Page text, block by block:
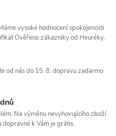
vysoké hodnocení spokojenosti
Ověřeno zákazníky od Heuréky.
od nás do 15. 8. dopravu zadarmo
Na výměnu nevyhovujícího zboží
dopravné k Vám je grátis.